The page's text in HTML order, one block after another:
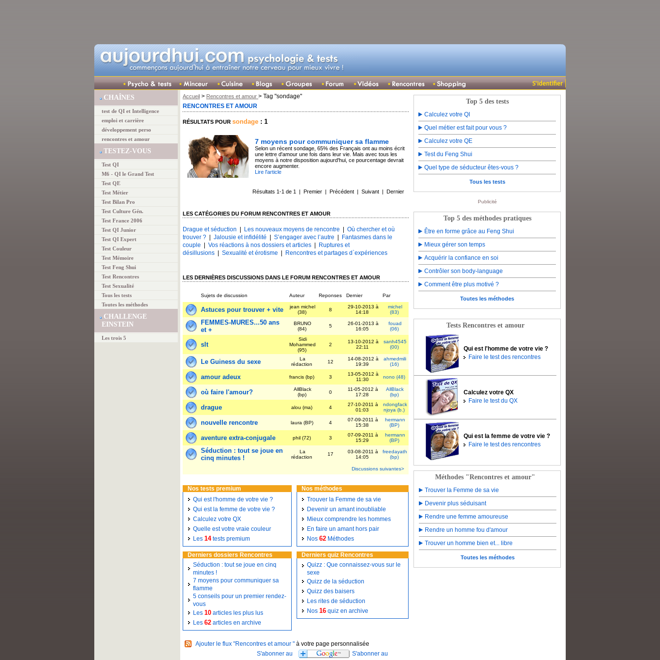
CHAÎNES
test de QI et Intelligence
emploi et carrière
développement perso
rencontres et amour
TESTEZ-VOUS
Test QI
M6 - QI le Grand Test
Test QE
Test Métier
Test Bilan Pro
Test Culture Gén.
Test France 2006
Test QI Junior
Test QI Expert
Test Couleur
Test Mémoire
Test Feng Shui
Test Rencontres
Test Sexualité
Tous les tests
Toutes les méthodes
CHALLENGE
EINSTEIN
Les trois 5
Accueil > Rencontres et amour > Tag "sondage"
RENCONTRES ET AMOUR
RÉSULTATS POUR sondage : 1
7 moyens pour communiquer sa flamme
Selon un récent sondage, 65% des Français ont au moins écrit
une lettre d'amour une fois dans leur vie. Mais avec tous les
moyens à notre disposition aujourd'hui, ce pourcentage devrait
encore augmenter.
Lire l'article
Résultats 1-1 de 1 | Premier | Précédent | Suivant | Dernier
LES CATÉGORIES DU FORUM RENCONTRES ET AMOUR
Drague et séduction Les nouveaux moyens de rencontre
Où chercher et où
trouver ?
Jalousie et infidélité S’engager avec l’autre
Fantasmes dans le
couple
Vos réactions à nos dossiers et articles
Ruptures et
désillusions
Sexualité et érotisme Rencontres et partages d`expériences
LES DERNIÈRES DISCUSSIONS DANS LE FORUM RENCONTRES ET AMOUR
Sujets de discussion Auteur Reponses Dernier Par
Astuces pour trouver + vite
jean michel
(38)
8
29-10-2013 à
14:18
michel
(83)
FEMMES-MURES...50 ans
et +
BRUNO
(84)
5
26-01-2013 à
16:05
fouad
(06)
slt
Sidi
Mohammed
(95)
2
13-10-2012 à
22:11
sanh4545
(00)
Le Guiness du sexe
La
rédaction
12
14-08-2012 à
19:39
ahmedmili
(16)
amour adeux francis (bp) 3
13-05-2012 à
11:30
nono (48)
où faire l'amour?
AllBlack
(bp)
0
11-05-2012 à
17:28
AllBlack
(bp)
drague alou (ma) 4
27-10-2011 à
01:03
ndongfack
njoya (b.)
nouvelle rencontre laura (BP) 4
07-09-2011 à
15:38
hermann
(BP)
aventure extra-conjugale phil (72) 3
07-09-2011 à
15:29
hermann
(BP)
Séduction : tout se joue en
cinq minutes !
La
rédaction
17
03-08-2011 à
14:05
freedayath
(bp)
Discussions suivantes>
Nos tests premium
Qui est l'homme de votre vie ?
Qui est la femme de votre vie ?
Calculez votre QX
Quelle est votre vraie couleur
Les 14tests premium
Nos méthodes
Trouver la Femme de sa vie
Devenir un amant inoubliable
Mieux comprendre les hommes
En faire un amant hors pair
Nos 62 Méthodes
Derniers dossiers Rencontres
Séduction : tout se joue en cinq
minutes !
7 moyens pour communiquer sa
flamme
5 conseils pour un premier rendez-
vous
Les 10 articles les plus lus
Les 62 articles en archive
Derniers quiz Rencontres
Quizz : Que connaissez-vous sur le
sexe
Quizz de la séduction
Quizz des baisers
Les rites de séduction
Nos 16 quiz en archive
Ajouter le flux "Rencontres et amour " à votre page personnalisée
Top 5 des tests
Calculez votre QI
Quel métier est fait pour vous ?
Calculez votre QE
Test du Feng Shui
Quel type de séducteur êtes-vous ?
Tous les tests
Publicité
Top 5 des méthodes pratiques
Être en forme grâce au Feng Shui
Mieux gérer son temps
Acquérir la confiance en soi
Contrôler son body-language
Comment être plus motivé ?
Toutes les méthodes
Tests Rencontres et amour
Qui est l'homme de votre vie ?
Faire le test des rencontres
Calculez votre QX
Faire le test du QX
Qui est la femme de votre vie ?
Faire le test des rencontres
Méthodes "Rencontres et amour"
Trouver la Femme de sa vie
Devenir plus séduisant
Rendre une femme amoureuse
Rendre un homme fou d'amour
Trouver un homme bien et... libre
Toutes les méthodes